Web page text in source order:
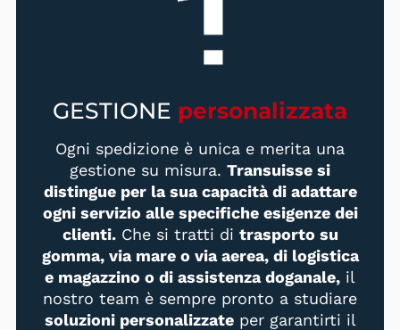
GESTIONE personalizzata
Ogni spedizione è unica e merita una
gestione su misura. Transuisse si
distingue per la sua capacità di adattare
ogni servizio alle specifiche esigenze dei
clienti.Che si tratti di trasporto su
gomma, via mare o via aerea, di logistica
e magazzino o di assistenza doganale, il
nostro team è sempre pronto a studiare
soluzioni personalizzateper garantirti il